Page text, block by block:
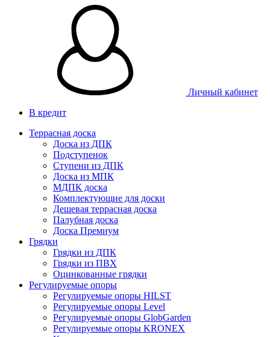
Личный кабинет
В кредит
Террасная доска
Доска из ДПК
Подступенок
Ступени из ДПК
Доска из МПК
МДПК доска
Комплектующие для доски
Дешевая террасная доска
Палубная доска
Доска Премиум
Грядки
Грядки из ДПК
Грядки из ПВХ
Оцинкованные грядки
Регулируемые опоры
Регулируемые опоры HILST
Регулируемые опоры Level
Регулируемые опоры GlobGarden
Регулируемые опоры KRONEX